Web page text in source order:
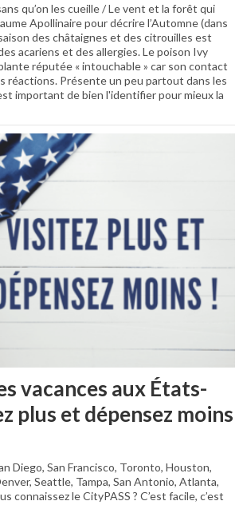
qu’on les cueille / Le vent et la forêt qui
Apollinaire pour décrire l’Automne (dans
des châtaignes et des citrouilles est
acariens et des allergies. Le poison Ivy
réputée « intouchable » car son contact
réactions. Présente un peu partout dans les
important de bien l'identifier pour mieux la
vacances aux États-
plus et dépensez moins
Diego, San Francisco, Toronto, Houston,
Seattle, Tampa, San Antonio, Atlanta,
connaissez le CityPASS ? C’est facile, c’est